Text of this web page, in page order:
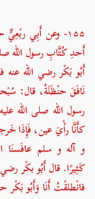
۱۵۵- وعن أَبِي
أَحدِ كُتَّابِ رسول الله
أَبُو بَكْر رضي الله
نَافَقَ حنْظَلَةُ، قال:
رسول الله صلی الله
كأَنَّا رأْيَ عين، فَإِذَا
و آله و سلم عافَسنَا
كَثِيرًا. قال أَبُو بكْر رضي
فانْطلقْتُ أَنَا وَأَبُو بَكْر